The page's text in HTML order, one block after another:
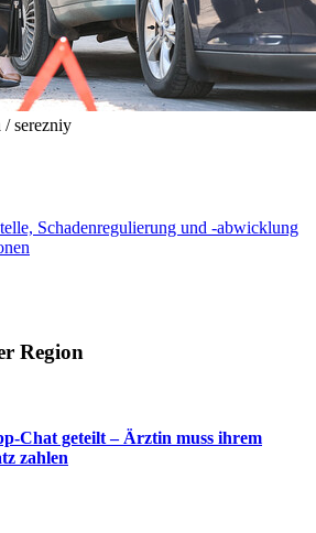
serezniy
Schadenregulierung und -abwicklung
Region
Chat geteilt – Ärztin muss ihrem
zahlen